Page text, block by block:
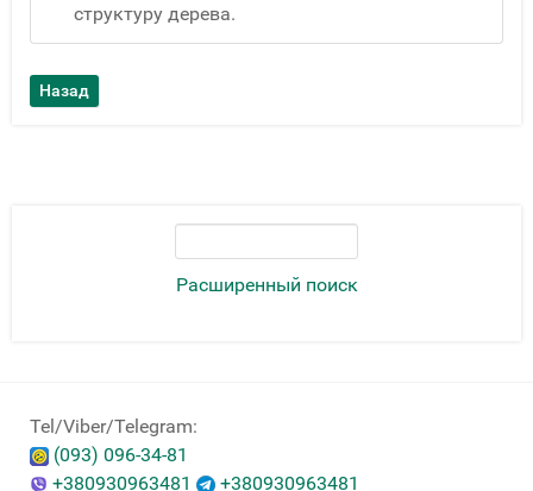
Расширенный поиск
структуру дерева.
Tel/Viber/Telegram:
(093) 096-34-81
+380930963481
+380930963481